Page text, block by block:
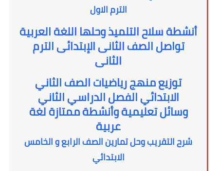
الترم الاول
أنشطة سلاح التلميذ وحلها اللغة العربية
تواصل الصف الثانى الإبتدائى الترم
الثانى
توزيع منهج رياضيات الصف الثاني
الابتدائي الفصل الدراسي الثاني
وسائل تعليمية وأنشطة ممتازة لغة
عربية
شرح التقريب وحل تمارين الصف الرابع و الخامس
الابتدائي